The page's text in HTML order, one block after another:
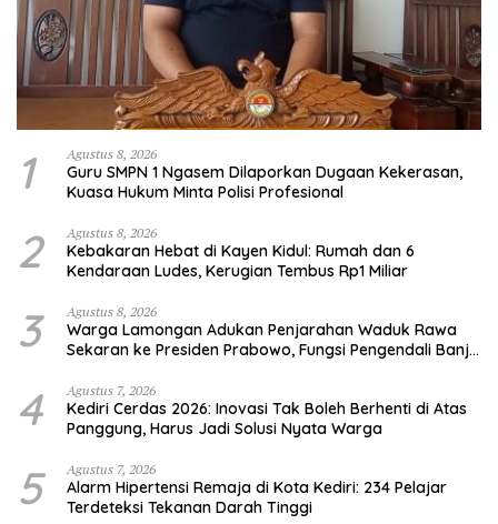
1 Agustus 8, 2026
Guru SMPN 1 Ngasem Dilaporkan Dugaan Kekerasan,
Kuasa Hukum Minta Polisi Profesional
2 Agustus 8, 2026
Kebakaran Hebat di Kayen Kidul: Rumah dan 6
Kendaraan Ludes, Kerugian Tembus Rp1 Miliar
3 Agustus 8, 2026
Warga Lamongan Adukan Penjarahan Waduk Rawa
Sekaran ke Presiden Prabowo, Fungsi Pengendali Banjir
4 Agustus 7, 2026
Kediri Cerdas 2026: Inovasi Tak Boleh Berhenti di Atas
Panggung, Harus Jadi Solusi Nyata Warga
5 Agustus 7, 2026
Alarm Hipertensi Remaja di Kota Kediri: 234 Pelajar
Terdeteksi Tekanan Darah Tinggi